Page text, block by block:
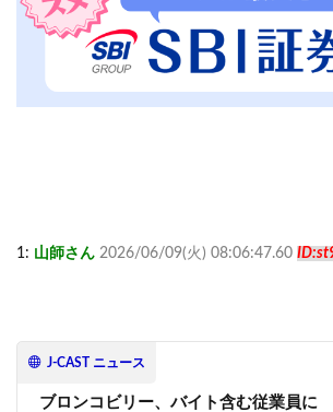
1: 山師さん 2026/06/09(火) 08:06:47.60
J-CAST ニュース
ブロンコビリー、バイト含む従業員に